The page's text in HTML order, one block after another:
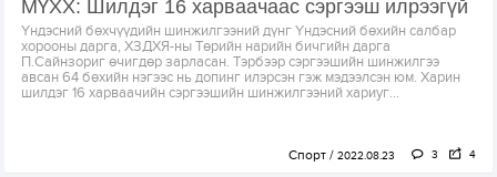
МҮХХ: Шилдэг 16 харваачаас сэргээш илрээгүй
Үндэсний бөхчүүдийн шинжилгээний дүнг Үндэсний бөхийн салбар
хорооны дарга, ХЗДХЯ-ны Төрийн нарийн бичгийн дарга
П.Сайнзориг өчигдөр зарласан. Тэрбээр сэргээшийн шинжилгээ
авсан 64 бөхийн нэгээс нь допинг илэрсэн гэж мэдээлсэн юм. Харин
шилдэг 16 харваачийн сэргээшийн шинжилгээний хариуг...
Спорт 2022.08.23 3 4